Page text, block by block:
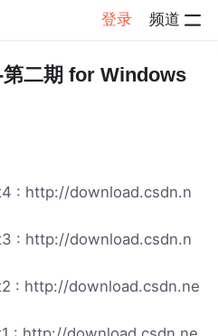
登录 频道
详情
第二期 for Windows
: http://download.csdn.n
: http://download.csdn.n
: http://download.csdn.ne